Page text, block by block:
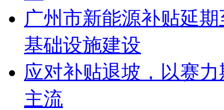
广州市新能源补贴延
基础设施建设
应对补贴退坡，以赛
主流